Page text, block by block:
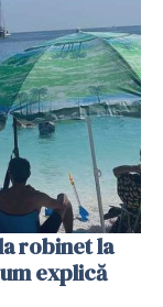
robinet la
explică